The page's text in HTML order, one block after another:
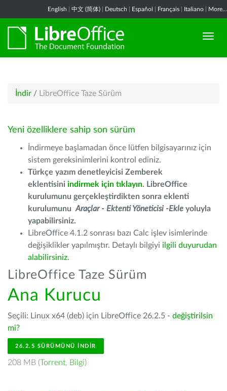
English 中文 (简体) Deutsch Español Français Italiano More...
İndir / LibreOffice Taze Sürüm
Yeni özelliklere sahip son sürüm
İndirmeye başlamadan önce lütfen bilgisayarınız için
sistem gereksinimlerini kontrol ediniz.
Türkçe yazım denetleyicisi Zemberek
eklentisini indirmek için tıklayın. LibreOffice
kurulumunu gerçekleştirdikten sonra eklenti
kurulumunu Araçlar - Ektenti Yöneticisi -Ekle yoluyla
yapabilirsiniz.
LibreOffice 4.1.2 sonrası bazı Calc işlev isimlerinde
değişiklikler yapılmıştır. Detaylı bilgiyi ilgili duyurudan
alabilirsiniz.
LibreOffice Taze Sürüm
Ana Kurucu
Seçili: Linux x64 (deb) için LibreOffice 26.2.5 - değiştirilsin
mi?
26.2.5 SÜRÜMÜNÜ İNDIR
208 MB (Torrent, Bilgi)